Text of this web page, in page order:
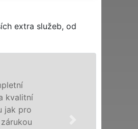
extra služeb, od